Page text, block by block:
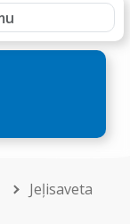
Jeļisaveta